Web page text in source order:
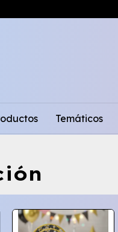
Temáticos